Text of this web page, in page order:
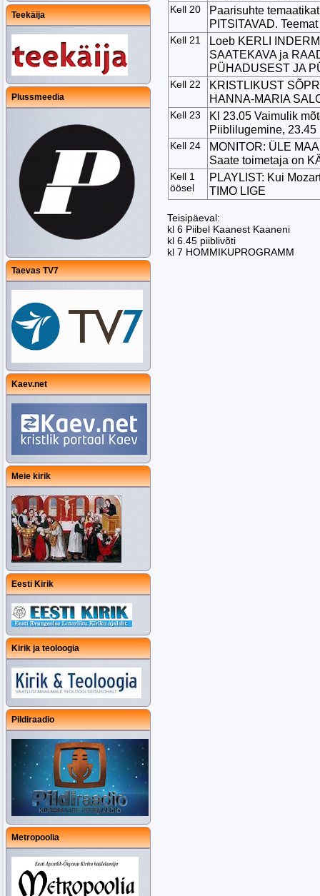
Teekäija
Plussmeedia
Taevas TV7
Kaev.net
Meie kirik
Eesti Kirik
Kirik ja teoloogia
Pildiraadio
Metropoolia
Kell 20
Paarisuhte
PITSITAVAD.
Kell 21
Loeb KERLI
SAATEKAVA ja
PÜHADUSEST JA
Kell 22
KRISTLIKUST
HANNA-MARIA
Kell 23
Kl 23.05 Vaimulik
Piiblilugemine,
Kell 24
MONITOR: ÜLE
Saate
Kell 1
öösel
PLAYLIST: Kui
TIMO LIGE
Teisipäeval:
kl 6 Piibel Kaanest Kaaneni
kl 6.45 piiblivõti
kl 7 HOMMIKUPROGRAMM